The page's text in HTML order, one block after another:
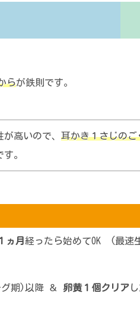
らが鉄則です。
高いので、 耳かき１さじの
。
１ヵ月 経ったら始めてOK (最速
グ期)以降 ＆ 卵黄１個クリアし